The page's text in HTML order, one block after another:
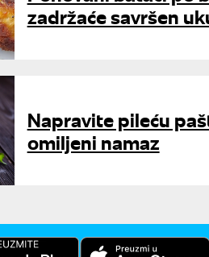
zadržaće savršen
Napravite pileću
omiljeni namaz